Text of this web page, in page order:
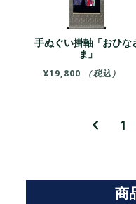
手ぬぐい掛軸「おひな
ま」
¥19,800 （税込）
1
商